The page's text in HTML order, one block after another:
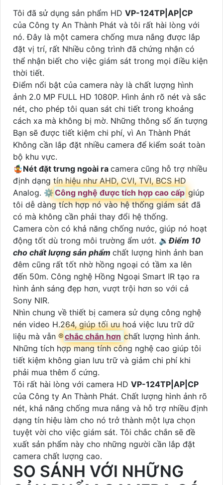
Tôi đã sử dụng sản phẩm HD VP-124TP|AP|CP
của Công ty An Thành Phát và tôi rất hài lòng với
nó. Đây là một camera chống mưa nắng được lắp
đặt vị trí, rất Nhiều công trình đã chứng nhận có
thể nhận biết cho việc giám sát trong mọi điều kiện
thời tiết.
Điểm nổi bật của camera này là chất lượng hình
ảnh 2.0 MP FULL HD 1080P. Hình ảnh rõ nét và sắc
nét, cho phép tôi quan sát chi tiết trong khoảng
cách xa mà không bị mờ. Những thông số ấn tượng
Bạn sẽ được tiết kiệm chi phí, vì An Thành Phát
Không cần lắp đặt nhiều camera để kiểm soát toàn
bộ khu vực.
🤹Nét đặt trưng ngoài ra camera cũng hỗ trợ nhiều
định dạng tín hiệu như AHD, CVI, TVI, BCS HD
Analog. ⚙Công nghệ được tích hợp cao cấp giúp
tôi dễ dàng tích hợp nó vào hệ thống giám sát đã
có mà không cần phải thay đổi hệ thống.
Camera còn có khả năng chống nước, giúp nó hoạt
động tốt dù trong môi trường ẩm ướt. 🔉Điểm 10
cho chất lượng sản phẩm chất lượng hình ảnh ban
đêm cũng rất tốt nhờ hồng ngoại có tầm xa lên
đến 50m. Công nghệ Hồng Ngoại Smart IR tạo ra
hình ảnh sáng đẹp hơn, vượt trội hơn so với cả
Sony NIR.
Nhìn chung về thiết bị camera sử dụng công nghệ
nén video H.264, giúp tối ưu hoá việc lưu trữ dữ
liệu mà vẫn ®️chắc chắn hơn chất lượng hình ảnh.
Những tích hợp mang tính công nghệ cao giúp tôi
tiết kiệm không gian lưu trữ và giảm chi phí khi
phải mua thêm ổ cứng.
Tôi rất hài lòng với camera HD VP-124TP|AP|CP
của Công ty An Thành Phát. Chất lượng hình ảnh rõ
nét, khả năng chống mưa nắng và hỗ trợ nhiều định
dạng tín hiệu làm cho nó trở thành một lựa chọn
tuyệt vời cho việc giám sát. Tôi chắc chắn sẽ đề
xuất sản phẩm này cho những người cần lắp đặt
camera chất lượng cao.
SO SÁNH VỚI NHỮNG